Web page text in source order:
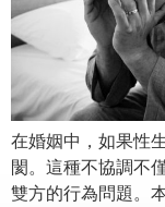
在婚姻中，如果性
閡。這種不協調不
雙方的行為問題。